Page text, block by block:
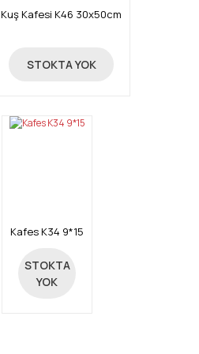
Kuş Kafesi K46 30x50cm
29,90 TL
STOKTA YOK
Kafes K34 9*15
8,97 TL
STOKTA
YOK